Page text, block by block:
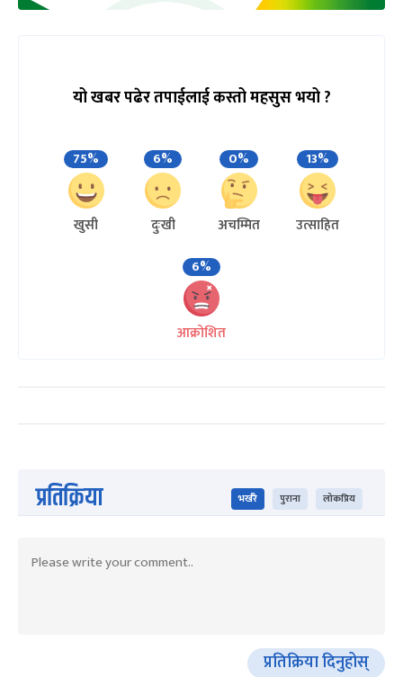
यो खबर पढेर तपाईलाई कस्तो महसुस भयो ?
75%
खुसी
6%
दुःखी
0%
अचम्मित
13%
उत्साहित
6%
आक्रोशित
प्रतिक्रिया भर्खरै पुराना लोकप्रिय
प्रतिक्रिया दिनुहोस्